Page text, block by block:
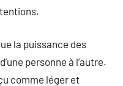
la puissance des
personne à l’autre.
comme léger et